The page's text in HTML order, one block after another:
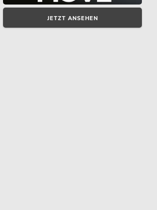
JETZT ANSEHEN